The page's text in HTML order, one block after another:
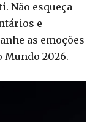
Não esqueça
e
as emoções
Mundo 2026.